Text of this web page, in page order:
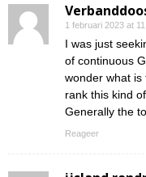
1 februari 2023 at
I was just
of continuous
wonder what is
rank this kind
Generally the
Reageer